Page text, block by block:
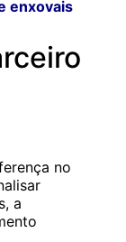
enxovais
no
a